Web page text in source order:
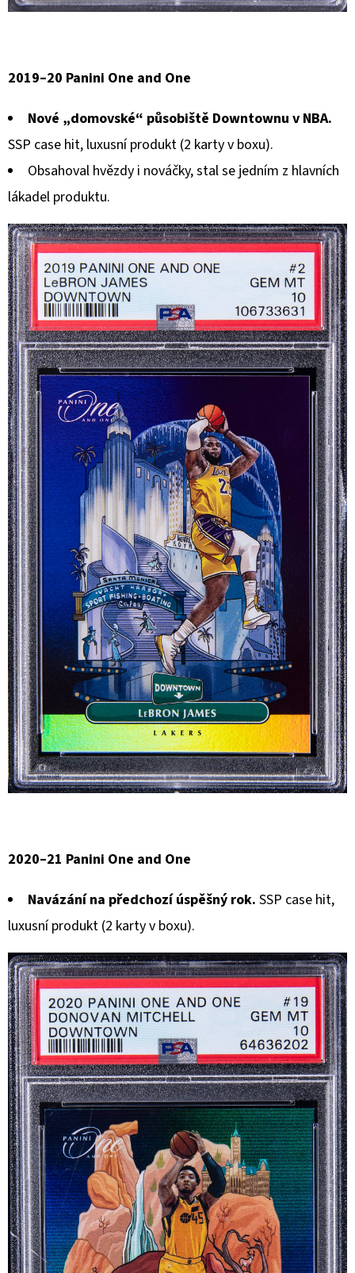
2019–20 Panini One and One
Nové „domovské“ působiště Downtownu v NBA.
SSP case hit, luxusní produkt (2 karty v boxu).
Obsahoval hvězdy i nováčky, stal se jedním z hlavních
lákadel produktu.
2020–21 Panini One and One
Navázání na předchozí úspěšný rok. SSP case hit,
luxusní produkt (2 karty v boxu).